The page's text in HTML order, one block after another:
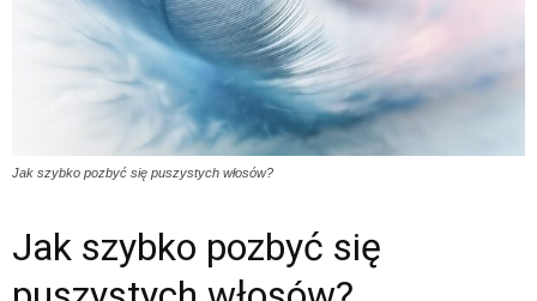
Jak szybko pozbyć się puszystych włosów?
Jak szybko pozbyć się